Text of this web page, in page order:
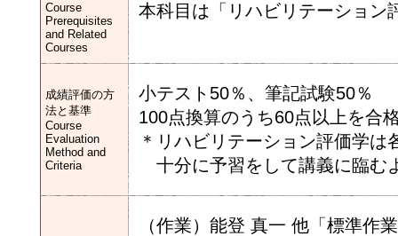
Course
Prerequisites
and Related
Courses
本科目は「リハビリテーション
成績評価の方
法と基準
Course
Evaluation
Method and
Criteria
小テスト50％、筆記試験50％
100点換算のうち60点以上を合
＊リハビリテーション評価学
十分に予習をして講義に臨む
（作業）能登 真一 他「標準